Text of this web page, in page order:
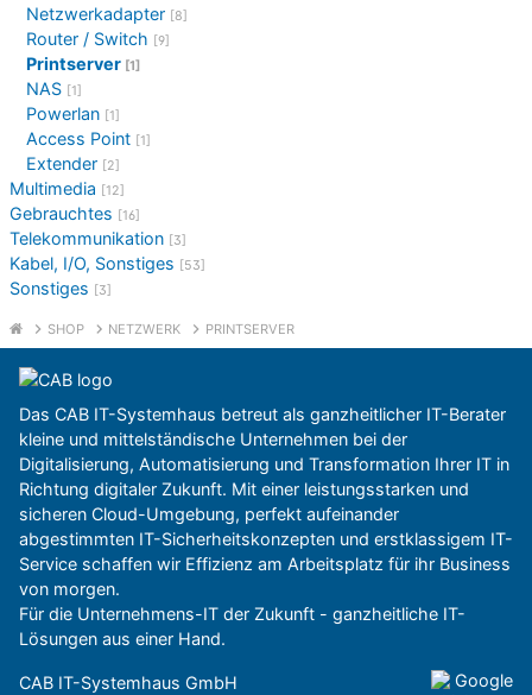
Netzwerkadapter [8]
Router / Switch [9]
Printserver [1]
NAS [1]
Powerlan [1]
Access Point [1]
Extender [2]
Multimedia [12]
Gebrauchtes [16]
Telekommunikation [3]
Kabel, I/O, Sonstiges [53]
Sonstiges [3]
SHOP NETZWERK PRINTSERVER
Das CAB IT-Systemhaus betreut als ganzheitlicher IT-Berater
kleine und mittelständische Unternehmen bei der
Digitalisierung, Automatisierung und Transformation Ihrer IT in
Richtung digitaler Zukunft. Mit einer leistungsstarken und
sicheren Cloud-Umgebung, perfekt aufeinander
abgestimmten IT-Sicherheitskonzepten und erstklassigem IT-
Service schaffen wir Effizienz am Arbeitsplatz für ihr Business
von morgen.
Für die Unternehmens-IT der Zukunft - ganzheitliche IT-
Lösungen aus einer Hand.
CAB IT-Systemhaus GmbH